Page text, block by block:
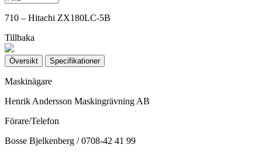
710 – Hitachi ZX180LC-5B
Tillbaka
Översikt Specifikationer
Maskinägare
Henrik Andersson Maskingrävning AB
Förare/Telefon
Bosse Bjelkenberg / 0708-42 41 99